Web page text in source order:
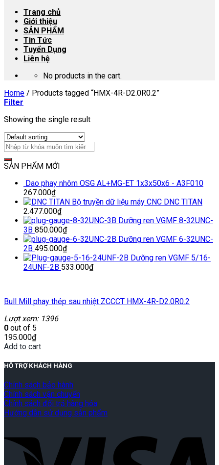
Trang chủ
Giới thiệu
SẢN PHẨM
Tin Tức
Tuyển Dụng
Liên hệ
No products in the cart.
Home / Products tagged “HMX-4R-D2.0R0.2”
Filter
Showing the single result
SẢN PHẨM MỚI
Dao phay nhôm OSG AL+MG-ET 1x3x50x6 - A3F010
267.000₫
Bộ truyền dữ liệu máy CNC DNC TITAN
2.477.000₫
Dưỡng ren VGMF 8-32UNC-
3B 850.000₫
Dưỡng ren VGMF 6-32UNC-
2B 495.000₫
Dưỡng ren VGMF 5/16-
24UNF-2B 533.000₫
Bull Mill phay thép sau nhiệt ZCCCT HMX-4R-D2.0R0.2
Lượt xem: 1396
0 out of 5
195.000₫
Add to cart
HỖ TRỢ KHÁCH HÀNG
Chính sách bảo hành
Chính sách vận chuyển
Chính sách đổi trả hàng hóa
Hướng dẫn sử dụng sản phẩm